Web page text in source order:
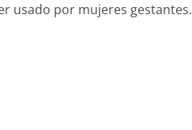
usado por mujeres gestantes.